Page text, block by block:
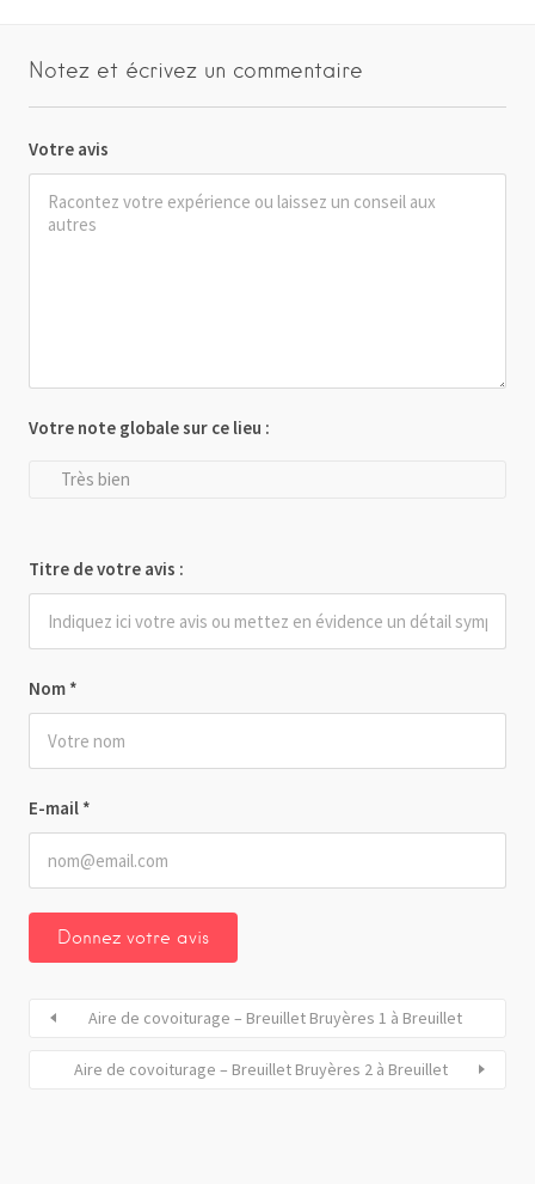
Notez et écrivez un commentaire
Votre avis
Nom *
E-mail *
Votre note globale sur ce lieu :
Très bien
Titre de votre avis :
Aire de covoiturage – Breuillet Bruyères 1 à Breuillet
Aire de covoiturage – Breuillet Bruyères 2 à Breuillet